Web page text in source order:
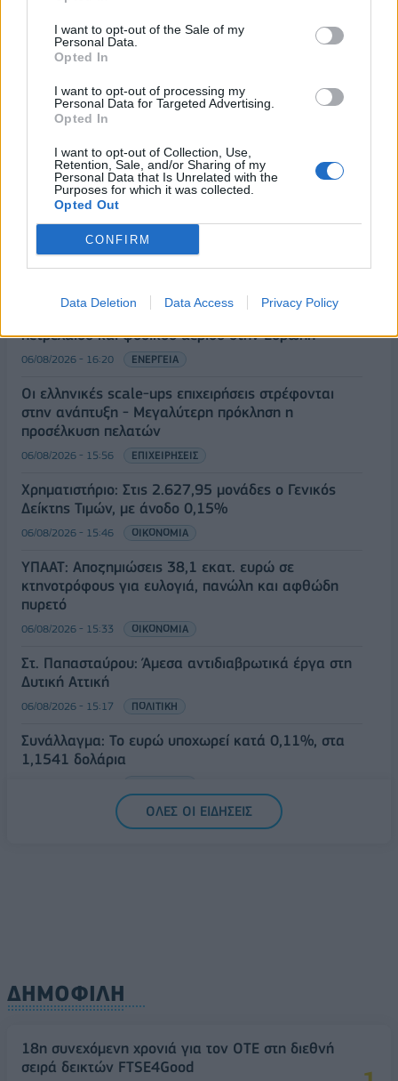
I want to opt-out of the Sale of my
Personal Data.
Opted In
I want to opt-out of processing my
Personal Data for Targeted Advertising.
Opted In
I want to opt-out of Collection, Use,
Retention, Sale, and/or Sharing of my
Personal Data that Is Unrelated with the
Purposes for which it was collected.
Opted Out
CONFIRM
Data Deletion Data Access Privacy Policy
εκατ. ευρώ ο τζίρος
06/08/2026 - 18:10 ΟΙΚΟΝΟΜΙΑ
ΟΠΕΚΑ: Αύριο η δεύτερη πληρωμή των δικαιούχων
του Λογαριασμού Αγροτικής Εστίας
06/08/2026 - 17:40 ΟΙΚΟΝΟΜΙΑ
Στρατηγική προτεραιότητα η ενίσχυση της
βιομηχανίας
06/08/2026 - 17:18
Από τις 28 Αυγούστου η ψηφιακή ενεργοποίηση της
Κάρτας Αγρότη μέσω της ΕΑΕ 2026
Eurobank: Εξελίξεις και προοπτικές στις αγορές
πετρελαίου και φυσικού αερίου στην Ευρώπη
06/08/2026 - 16:20 ΕΝΕΡΓΕΙΑ
Οι ελληνικές scale-ups επιχειρήσεις στρέφονται
στην ανάπτυξη - Μεγαλύτερη πρόκληση η
προσέλκυση πελατών
06/08/2026 - 15:56 ΕΠΙΧΕΙΡΗΣΕΙΣ
Χρηματιστήριο: Στις 2.627,95 μονάδες ο Γενικός
Δείκτης Τιμών, με άνοδο 0,15%
06/08/2026 - 15:46 ΟΙΚΟΝΟΜΙΑ
ΥΠΑΑΤ: Αποζημιώσεις 38,1 εκατ. ευρώ σε
κτηνοτρόφους για ευλογιά, πανώλη και αφθώδη
πυρετό
06/08/2026 - 15:33 ΟΙΚΟΝΟΜΙΑ
Στ. Παπασταύρου: Άμεσα αντιδιαβρωτικά έργα στη
Δυτική Αττική
06/08/2026 - 15:17 ΠΟΛΙΤΙΚΗ
Συνάλλαγμα: Το ευρώ υποχωρεί κατά 0,11%, στα
1,1541 δολάρια
ΟΛΕΣ ΟΙ ΕΙΔΗΣΕΙΣ
ΔΗΜΟΦΙΛΗ
18η συνεχόμενη χρονιά για τον ΟΤΕ στη διεθνή
σειρά δεικτών FTSE4Good